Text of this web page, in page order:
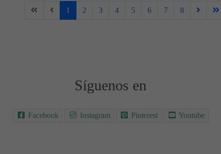
1 2 3 4 5 6 7 8
Síguenos en
Facebook Instagram Pinterest Youtube